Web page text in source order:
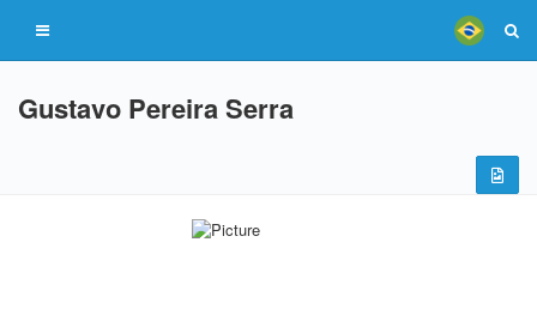
Gustavo Pereira Serra